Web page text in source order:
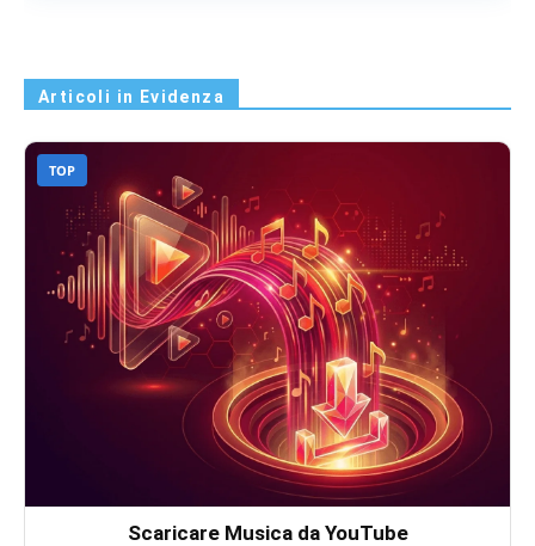
Articoli in Evidenza
TOP
Scaricare Musica da YouTube